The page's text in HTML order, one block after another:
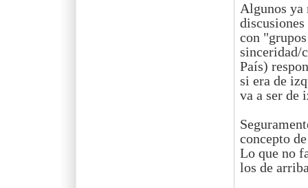
Algunos ya
con
sinceridad/
País)
si era de
va a ser de
concepto
Lo que no
los de